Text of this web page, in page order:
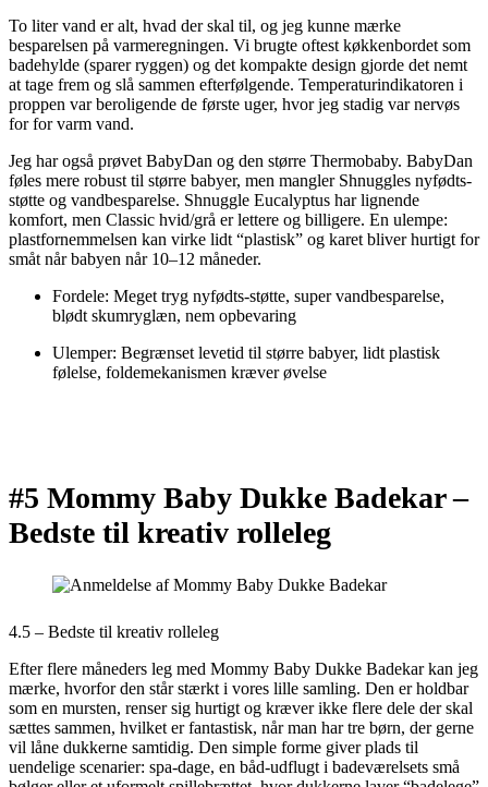
To liter vand er alt, hvad der skal til, og jeg kunne mærke
besparelsen på varmeregningen. Vi brugte oftest køkkenbordet som
badehylde (sparer ryggen) og det kompakte design gjorde det nemt
at tage frem og slå sammen efterfølgende. Temperaturindikatoren i
proppen var beroligende de første uger, hvor jeg stadig var nervøs
for for varm vand.
Jeg har også prøvet BabyDan og den større Thermobaby. BabyDan
føles mere robust til større babyer, men mangler Shnuggles nyfødts-
støtte og vandbesparelse. Shnuggle Eucalyptus har lignende
komfort, men Classic hvid/grå er lettere og billigere. En ulempe:
plastfornemmelsen kan virke lidt “plastisk” og karet bliver hurtigt for
småt når babyen når 10–12 måneder.
Fordele: Meget tryg nyfødts-støtte, super vandbesparelse,
blødt skumryglæn, nem opbevaring
Ulemper: Begrænset levetid til større babyer, lidt plastisk
følelse, foldemekanismen kræver øvelse
#5 Mommy Baby Dukke Badekar –
Bedste til kreativ rolleleg
4.5 – Bedste til kreativ rolleleg
Efter flere måneders leg med Mommy Baby Dukke Badekar kan jeg
mærke, hvorfor den står stærkt i vores lille samling. Den er holdbar
som en mursten, renser sig hurtigt og kræver ikke flere dele der skal
sættes sammen, hvilket er fantastisk, når man har tre børn, der gerne
vil låne dukkerne samtidig. Den simple forme giver plads til
uendelige scenarier: spa-dage, en båd-udflugt i badeværelsets små